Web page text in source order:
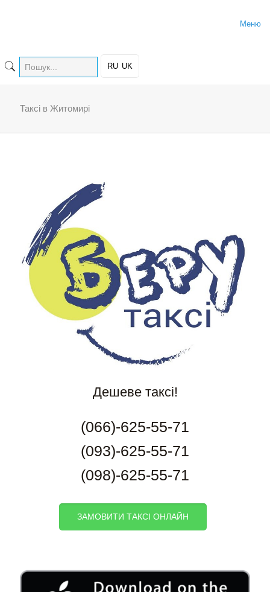
Меню
RU UK
Таксі в Житомирі
Дешеве таксі!
(066)-625-55-71
(093)-625-55-71
(098)-625-55-71
ЗАМОВИТИ ТАКСІ ОНЛАЙН